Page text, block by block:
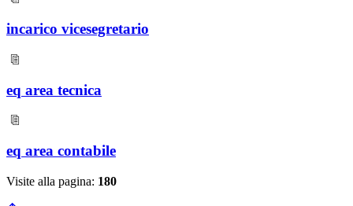
incarico vicesegretario
eq area tecnica
eq area contabile
Visite alla pagina: 180